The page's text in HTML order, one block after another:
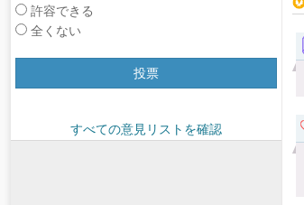
許容できる
全くない
投票
すべての意見リストを確認